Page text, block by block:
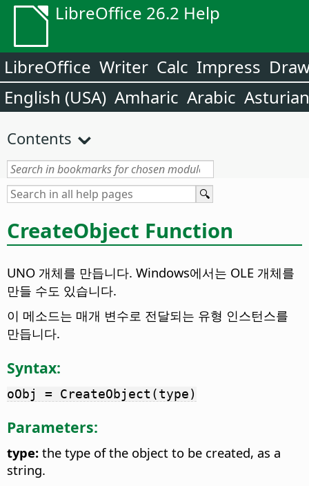
LibreOffice 26.2 Help
LibreOffice Writer Calc Impress
English (USA) Amharic Arabic Asturian
Contents
CreateObject Function
UNO 개체를 만듭니다. Windows에서는 OLE 개체를
만들 수도 있습니다.
이 메소드는 매개 변수로 전달되는 유형 인스턴스를
만듭니다.
Syntax:
oObj = CreateObject(type)
Parameters:
type: the type of the object to be created, as a
string.